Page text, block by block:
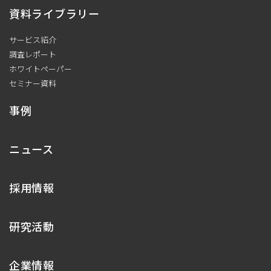
資料ライブラリー
サービス紹介
調査レポート
ホワイトペーパー
セミナー資料
事例
ニュース
採用情報
研究活動
企業情報